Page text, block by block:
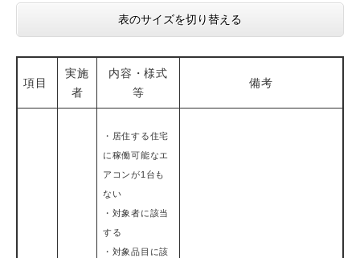
表のサイズを切り替える
項目
実施
者
内容・様式
等
備考
・居住する住宅
に稼働可能なエ
アコンが1台も
ない
・対象者に該当
する
・対象品目に該